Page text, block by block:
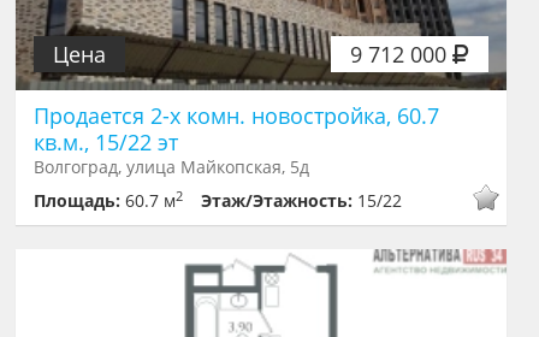
9 712 000
Цена
Продается 2-х комн. новостройка, 60.7
кв.м., 15/22 эт
Волгоград, улица Майкопская, 5д
Площадь:60.7 м2 Этаж/Этажность: 15/22